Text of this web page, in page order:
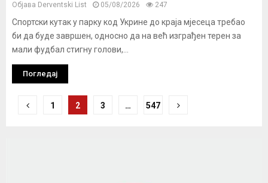
Објава Derventski List 05/08/2026 247
Спортски кутак у парку код Укрине до краја мјесеца требао
би да буде завршен, односно да на већ изграђен терен за
мали фудбал стигну голови,...
Погледај
Кретање
1 2 3 … 547